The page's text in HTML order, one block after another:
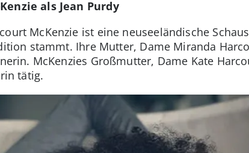
als Jean Purdy
McKenzie ist eine neuseeländische
stammt. Ihre Mutter, Dame Miranda
McKenzies Großmutter, Dame Kate
tätig.